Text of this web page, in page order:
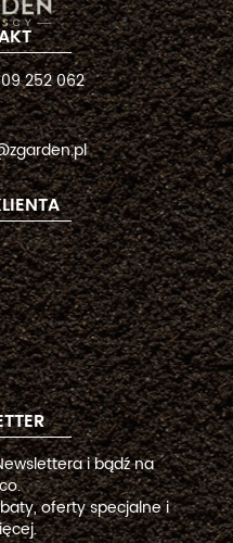
252 062
i bądź na
oferty specjalne i